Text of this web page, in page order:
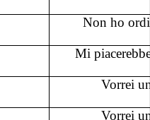
Non ho
Mi
Vorrei
Vorrei